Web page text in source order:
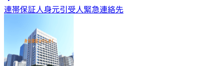
連帯保証人身元引受人緊急連絡先